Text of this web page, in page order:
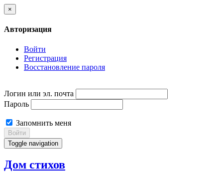
×
Авторизация
Войти
Регистрация
Восстановление пароля
Логин или эл. почта
Пароль
Запомнить меня
Войти
Toggle navigation
Дом стихов